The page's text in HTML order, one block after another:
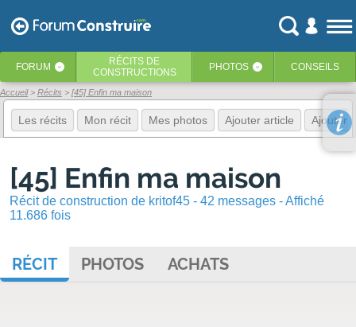
FORUM ‹ RÉCITS DE
CONSTRUCTIONS
PHOTOS ‹ CONSEILS
Accueil Récits [45] Enfin ma maison
Les récits Mon récit Mes photos Ajouter article Ajouter
[45] Enfin ma maison
Récit de construction de kritof45 - 42 messages - Affiché
11.686 fois
RÉCIT PHOTOS ACHATS